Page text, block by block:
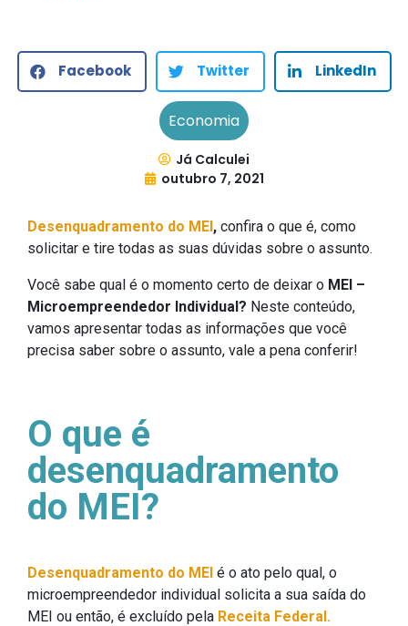
Facebook Twitter LinkedIn
Economia
Já Calculei
outubro 7, 2021
Desenquadramento do MEI, confira o que é, como
solicitar e tire todas as suas dúvidas sobre o assunto.
Você sabe qual é o momento certo de deixar o MEI –
Microempreendedor Individual? Neste conteúdo,
vamos apresentar todas as informações que você
precisa saber sobre o assunto, vale a pena conferir!
O que é
desenquadramento
do MEI?
Desenquadramento do MEI é o ato pelo qual, o
microempreendedor individual solicita a sua saída do
MEI ou então, é excluído pela Receita Federal.